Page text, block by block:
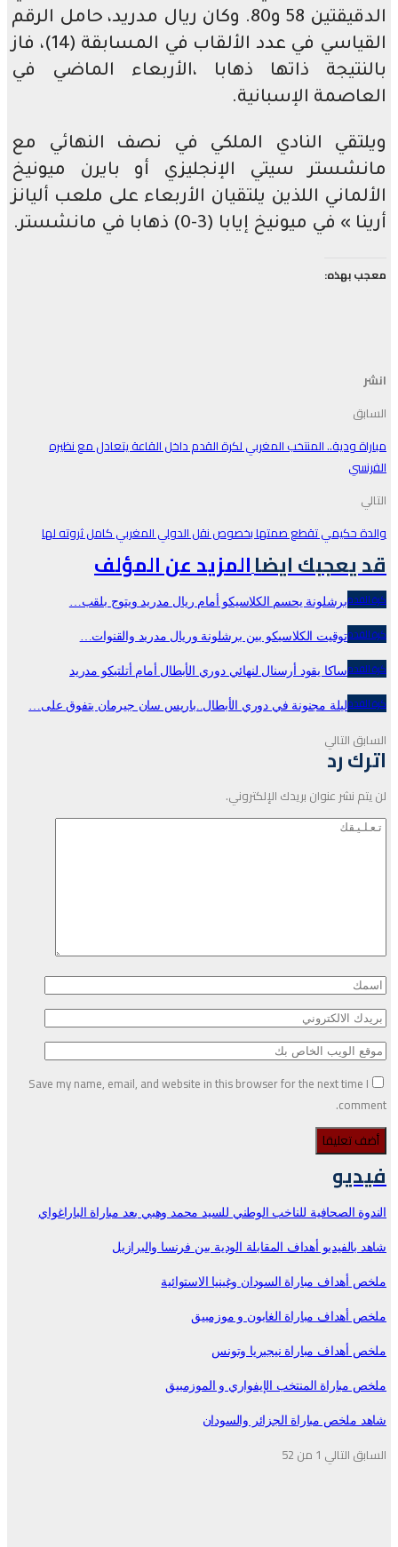
الدقيقتين 58 و80. وكان ريال مدريد، حامل الرقم
القياسي في عدد الألقاب في المسابقة (14)، فاز
بالنتيجة ذاتها ذهابا ،الأربعاء الماضي في
العاصمة الإسبانية.
ويلتقي النادي الملكي في نصف النهائي مع
مانشستر سيتي الإنجليزي أو بايرن ميونيخ
الألماني اللذين يلتقيان الأربعاء على ملعب أليانز
أرينا » في ميونيخ إيابا (3-0) ذهابا في مانشستر.
معجب بهذه:
انشر
السابق
مباراة ودية.. المنتخب المغربي لكرة القدم داخل القاعة يتعادل مع نظيره
الفرنسي
التالي
والدة حكيمي تقطع صمتها بخصوص نقل الدولي المغربي كامل ثروته لها
قد يعجبك ايضاالمزيد عن المؤلف
كرة القدمبرشلونة يحسم الكلاسيكو أمام ريال مدريد ويتوج بلقب…
كرة القدمتوقيت الكلاسيكو بين برشلونة وريال مدريد والقنوات…
كرة القدمساكا يقود أرسنال لنهائي دوري الأبطال أمام أتلتيكو مدريد
كرة القدمليلة مجنونة في دوري الأبطال..باريس سان جيرمان يتفوق على…
السابق التالي
اترك رد
لن يتم نشر عنوان بريدك الإلكتروني.
Save my name, email, and website in this browser for the next time I
comment.
فيديو
الندوة الصحافية للناخب الوطني للسيد محمد وهبي بعد مباراة الباراغواي
شاهد بالفيديو أهداف المقابلة الودية بين فرنسا والبرازيل
ملخص أهداف مباراة السودان وغينيا الاستوائية
ملخص أهداف مباراة الغابون و موزمبيق
ملخص أهداف مباراة نيجيريا وتونس
ملخص مباراة المنتخب الإيفواري و الموزمبيق
شاهد ملخص مباراة الجزائر والسودان
السابق التالي 1 من 52